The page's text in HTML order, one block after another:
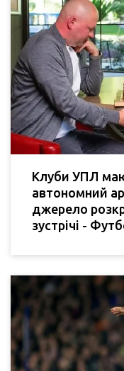
Клуби УПЛ
автономний
джерело
зустрічі -